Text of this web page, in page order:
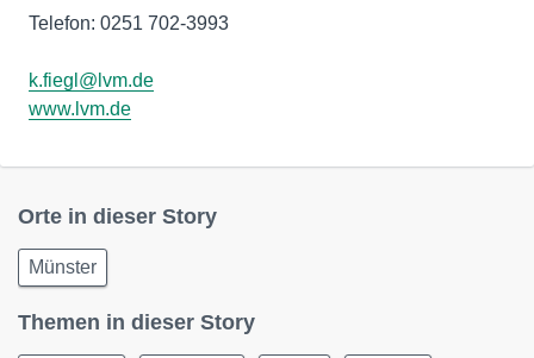
Telefon: 0251 702-3993
k.fiegl@lvm.de
www.lvm.de
Orte in dieser Story
Münster
Themen in dieser Story